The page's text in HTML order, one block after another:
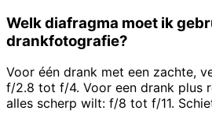
Welk diafragma moet ik
drankfotografie?
Voor één drank met een zachte,
f/2.8 tot f/4. Voor een drank plus
alles scherp wilt: f/8 tot f/11.